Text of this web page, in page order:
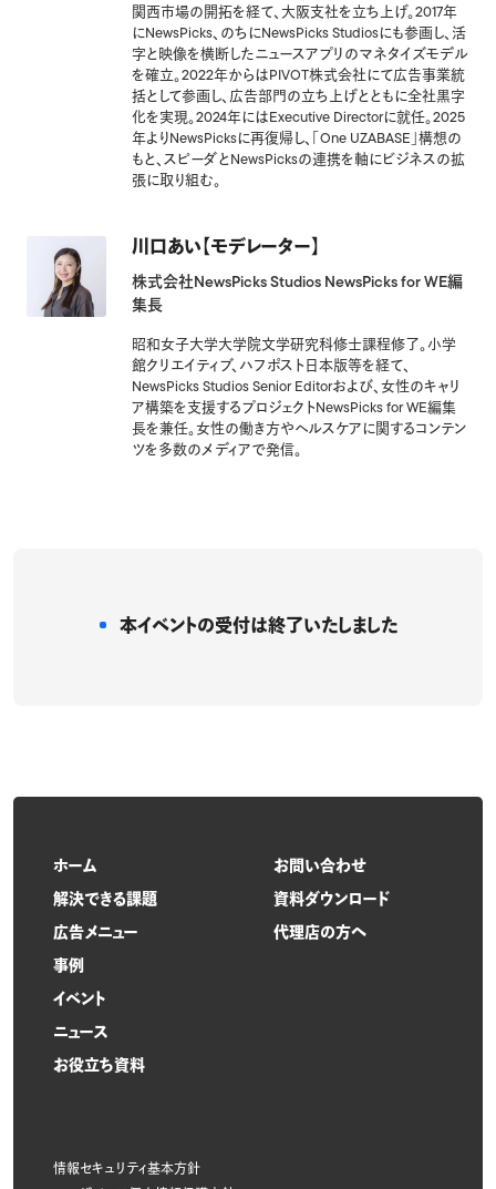
関西市場の開拓を経て、大阪支社を立ち上げ。2017年
にNewsPicks、のちにNewsPicks Studiosにも参画し、活
字と映像を横断したニュースアプリのマネタイズモデル
を確立。2022年からはPIVOT株式会社にて広告事業統
括として参画し、広告部門の立ち上げとともに全社黒字
化を実現。2024年にはExecutive Directorに就任。2025
年よりNewsPicksに再復帰し、「One UZABASE」構想の
もと、スピーダとNewsPicksの連携を軸にビジネスの拡
張に取り組む。
川口あい【モデレーター】
株式会社NewsPicks Studios NewsPicks for WE編
集長
昭和女子大学大学院文学研究科修士課程修了。小学
館クリエイティブ、ハフポスト日本版等を経て、
NewsPicks Studios Senior Editorおよび、女性のキャリ
ア構築を支援するプロジェクトNewsPicks for WE編集
長を兼任。女性の働き方やヘルスケアに関するコンテン
ツを多数のメディアで発信。
本イベントの受付は終了いたしました
ホーム
解決できる課題
広告メニュー
事例
イベント
ニュース
お役立ち資料
お問い合わせ
資料ダウンロード
代理店の方へ
情報セキュリティ基本方針